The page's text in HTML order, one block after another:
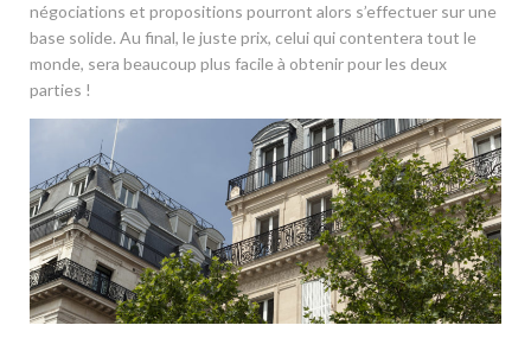
négociations et propositions pourront alors s’effectuer sur une
base solide. Au final, le juste prix, celui qui contentera tout le
monde, sera beaucoup plus facile à obtenir pour les deux
parties !